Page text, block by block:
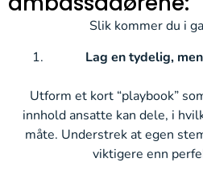
Slik kommer du i
Lag en tydelig,
Utform et kort “playbook”
innhold ansatte kan dele, i
måte. Understrek at egen
viktigere enn